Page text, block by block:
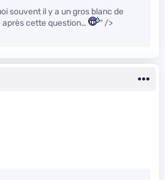
souvent il y a un gros blanc de
cette question…
" />